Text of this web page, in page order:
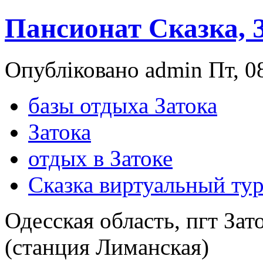
Пансионат Сказка,
Опубліковано admin Пт,
базы отдыха Затока
Затока
отдых в Затоке
Сказка виртуальный
Одесская область, пгт
(станция Лиманская)